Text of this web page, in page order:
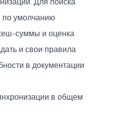
умолчанию
суммы и оценка
и свои правила
в документации
в общем